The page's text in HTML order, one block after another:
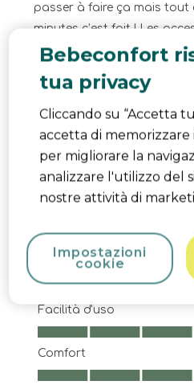
passer à faire ça mais tout
minutes c’est fait ! Les
petite tablette et le panier
de la poussette, elle est
vraiment bien pour les
que j’ai « moins bien aimé
qui se fait avec une «sangle
Traduci con Google
Design,
Qualità
Qualità, 5.0 su 5
Facilità d'uso
Facilità d'uso, 5.0 su 5
Comfort
Comfort, 4.0 su 5
Bebeconfort
tua privacy
Cliccando su “Accetta
accetta di memorizzare
per migliorare la
analizzare l'utilizzo del
nostre attività di
Impostazioni
cookie